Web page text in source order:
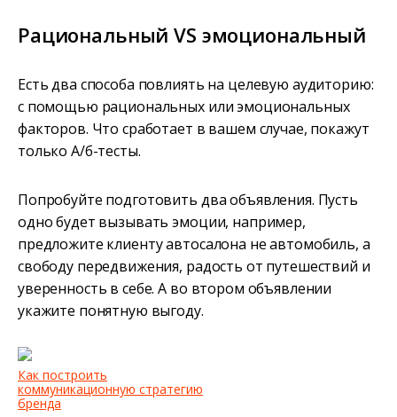
Рациональный VS эмоциональный
Есть два способа повлиять на целевую аудиторию:
с помощью рациональных или эмоциональных
факторов. Что сработает в вашем случае, покажут
только А/б-тесты.
Попробуйте подготовить два объявления. Пусть
одно будет вызывать эмоции, например,
предложите клиенту автосалона не автомобиль, а
свободу передвижения, радость от путешествий и
уверенность в себе. А во втором объявлении
укажите понятную выгоду.
Как построить
коммуникационную стратегию
бренда